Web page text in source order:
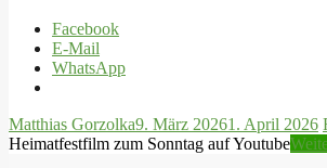
Facebook
E-Mail
WhatsApp
Matthias Gorzolka9. März 20261. April 2026
Heimatfestfilm zum Sonntag auf Youtube